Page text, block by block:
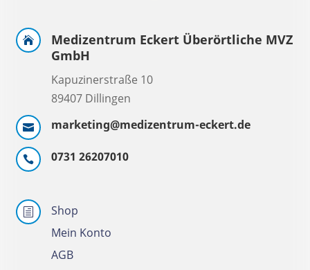

Medizentrum Eckert Überörtliche MVZ
GmbH
Kapuzinerstraße 10
89407 Dillingen
 marketing@medizentrum-eckert.de
 0731 26207010
h
Shop
Mein Konto
AGB